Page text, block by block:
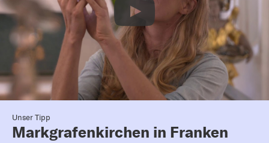
Unser Tipp
Markgrafenkirchen in Franken